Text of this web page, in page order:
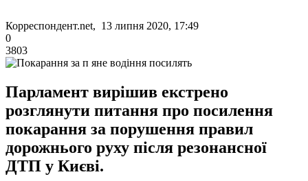
Корреспондент.net, 13 липня 2020, 17:49
0
3803
Парламент вирішив екстрено
розглянути питання про посилення
покарання за порушення правил
дорожнього руху після резонансної
ДТП у Києві.